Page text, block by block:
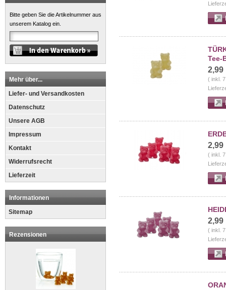
Bitte geben Sie die Artikelnummer aus
unserem Katalog ein.
Mehr über...
Liefer- und Versandkosten
Datenschutz
Unsere AGB
Impressum
Kontakt
Widerrufsrecht
Lieferzeit
Informationen
Sitemap
Rezensionen
Tee-
2,99
( inkl.
2,99
( inkl.
2,99
( inkl.